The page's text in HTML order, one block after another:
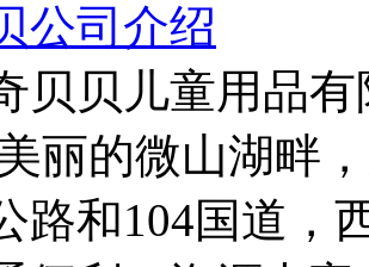
公司介绍
贝贝儿童用品
丽的微山湖畔
路和104国道，